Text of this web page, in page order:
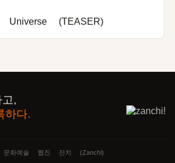
(TEASER)
,
하다.
문화예술 웹진 잔치 (Zanchi)